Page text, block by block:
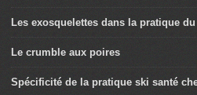
Les exosquelettes dans la pratique
Le crumble aux poires
Spécificité de la pratique ski santé